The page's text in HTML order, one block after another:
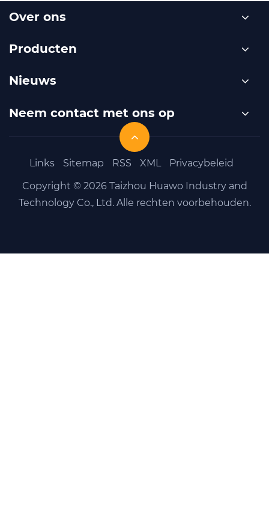
Over ons
Producten
Nieuws
Neem contact met ons op
Links Sitemap RSS XML
Privacybeleid
Copyright © 2026 Taizhou Huawo Industry and
Technology Co., Ltd. Alle rechten voorbehouden.